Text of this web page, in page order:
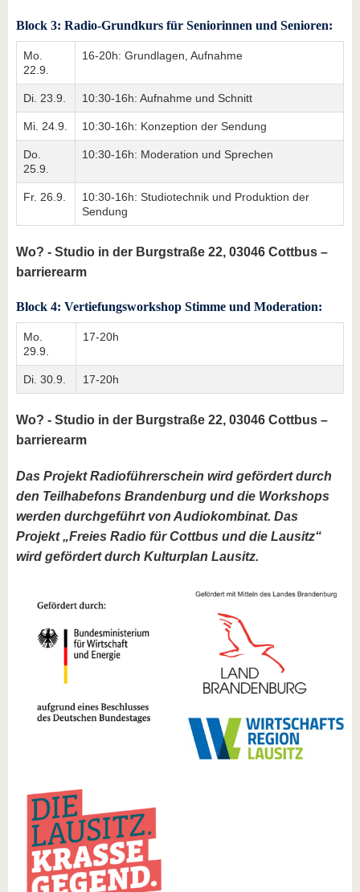
Block 3: Radio-Grundkurs für Seniorinnen und Senioren:
Mo.
22.9.
16-20h: Grundlagen, Aufnahme
Di. 23.9. 10:30-16h: Aufnahme und Schnitt
Mi. 24.9. 10:30-16h: Konzeption der Sendung
Do.
25.9.
10:30-16h: Moderation und Sprechen
Fr. 26.9.
10:30-16h: Studiotechnik und Produktion der
Sendung
Wo? - Studio in der Burgstraße 22, 03046 Cottbus –
barrierearm
Block 4: Vertiefungsworkshop Stimme und Moderation:
Mo.
29.9.
17-20h
Di. 30.9. 17-20h
Wo? - Studio in der Burgstraße 22, 03046 Cottbus –
barrierearm
Das Projekt Radioführerschein wird gefördert durch
den Teilhabefons Brandenburg und die Workshops
werden durchgeführt von Audiokombinat. Das
Projekt „Freies Radio für Cottbus und die Lausitz“
wird gefördert durch Kulturplan Lausitz.